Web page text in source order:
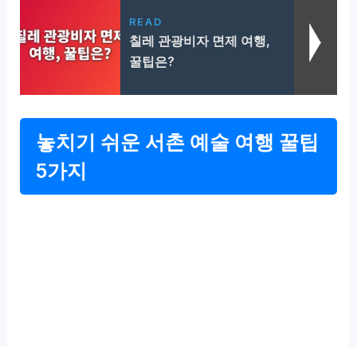
READ
칠레 관광비자 면제 여행,
꿀팁은?
놓치기 쉬운 서촌 예술 여행 꿀팁
5가지